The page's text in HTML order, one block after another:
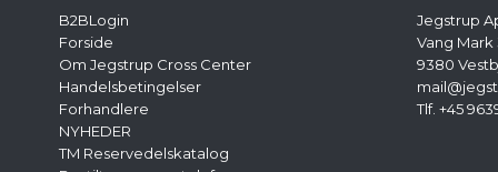
B2BLogin
Forside
Om Jegstrup Cross Center
Handelsbetingelser
Forhandlere
NYHEDER
TM Reservedelskatalog
Jegstrup
Vang Mark
9380
Tlf. +45